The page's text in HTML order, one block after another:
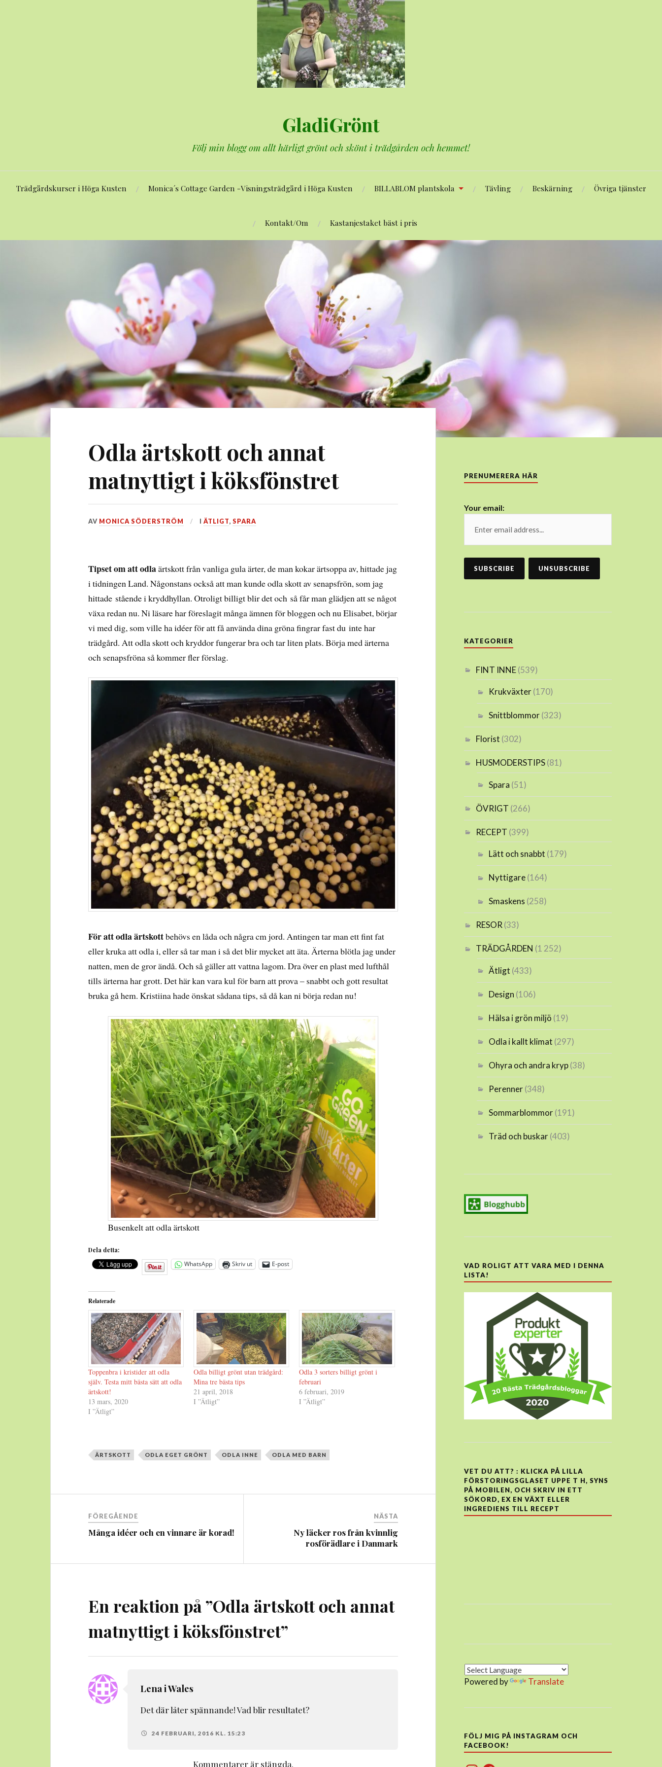
GladiGrönt
Följ min blogg om allt härligt grönt och skönt i trädgården och hemmet!
Trädgårdskurser i Höga Kusten Monica´s Cottage Garden -Visningsträdgård i Höga Kusten BILLABLOM plantskola Tävling Beskärning Övriga tjänster
Kontakt/Om Kastanjestaket bäst i pris
Odla ärtskott och annat
matnyttigt i köksfönstret
DEN
AV MONICA SÖDERSTRÖM I ÄTLIGT, SPARA
Tipset om att odlaärtskott från vanliga gula ärter, de man kokar ärtsoppa av, hittade jag
i tidningen Land. Någonstans också att man kunde odla skott av senapsfrön, som jag
hittade stående i kryddhyllan. Otroligt billigt blir det och så får man glädjen att se något
växa redan nu. Ni läsare har föreslagit många ämnen för bloggen och nu Elisabet, börjar
vi med dig, som ville ha idéer för att få använda dina gröna fingrar fast du inte har
trädgård. Att odla skott och kryddor fungerar bra och tar liten plats. Börja med ärterna
och senapsfröna så kommer fler förslag.
För att odla ärtskottbehövs en låda och några cm jord. Antingen tar man ett fint fat
eller kruka att odla i, eller så tar man i så det blir mycket att äta. Ärterna blötla jag under
natten, men de gror ändå. Och så gäller att vattna lagom. Dra över en plast med lufthål
tills ärterna har grott. Det här kan vara kul för barn att prova – snabbt och gott resultat
bruka gå hem. Kristiina hade önskat sådana tips, så då kan ni börja redan nu!
Busenkelt att odla ärtskott
Dela detta:
WhatsApp Skriv ut E-post
Relaterade
Toppenbra i kristider att odla
själv. Testa mitt bästa sätt att odla
ärtskott!
13 mars, 2020
I ”Ätligt”
Odla billigt grönt utan trädgård:
Mina tre bästa tips
21 april, 2018
I ”Ätligt”
Odla 3 sorters billigt grönt i
februari
6 februari, 2019
I ”Ätligt”
ÄRTSKOTT ODLA EGET GRÖNT ODLA INNE ODLA MED BARN
FÖREGÅENDE
Många idéer och en vinnare är korad!
NÄSTA
Ny läcker ros från kvinnlig
rosförädlare i Danmark
En reaktion på ”Odla ärtskott och annat
matnyttigt i köksfönstret”
Lena i Wales
Det där låter spännande! Vad blir resultatet?
24 FEBRUARI, 2016 KL. 15:23
Kommentarer är stängda.
PRENUMERERA HÄR
Your email:
KATEGORIER
FINT INNE(539)
Krukväxter(170)
Snittblommor(323)
Florist (302)
HUSMODERSTIPS(81)
Spara (51)
ÖVRIGT (266)
RECEPT (399)
Lätt och snabbt (179)
Nyttigare(164)
Smaskens (258)
RESOR (33)
TRÄDGÅRDEN (1 252)
Ätligt (433)
Design (106)
Hälsa i grön miljö (19)
Odla i kallt klimat (297)
Ohyra och andra kryp(38)
Perenner(348)
Sommarblommor(191)
Träd och buskar(403)
VAD ROLIGT ATT VARA MED I DENNA
LISTA!
VET DU ATT? : KLICKA PÅ LILLA
FÖRSTORINGSGLASET UPPE T H, SYNS
PÅ MOBILEN, OCH SKRIV IN ETT
SÖKORD, EX EN VÄXT ELLER
INGREDIENS TILL RECEPT
Powered by Translate
FÖLJ MIG PÅ INSTAGRAM OCH
FACEBOOK!